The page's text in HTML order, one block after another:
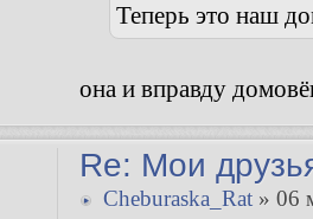
Теперь это наш
она и вправду
Re: Мои
Cheburaska_Rat» 06